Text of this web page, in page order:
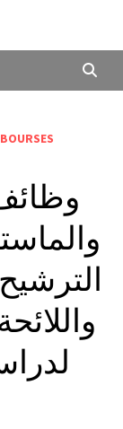
BOURSES